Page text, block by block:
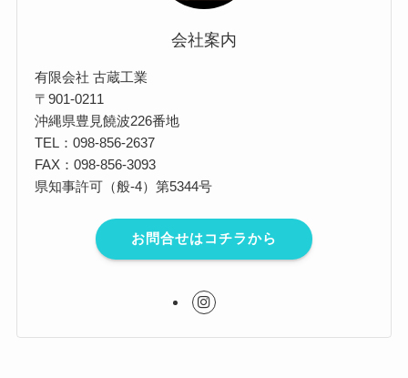
会社案内
有限会社 古蔵工業
〒901-0211
沖縄県豊見饒波226番地
TEL：098-856-2637
FAX：098-856-3093
県知事許可（般-4）第5344号
お問合せはコチラから